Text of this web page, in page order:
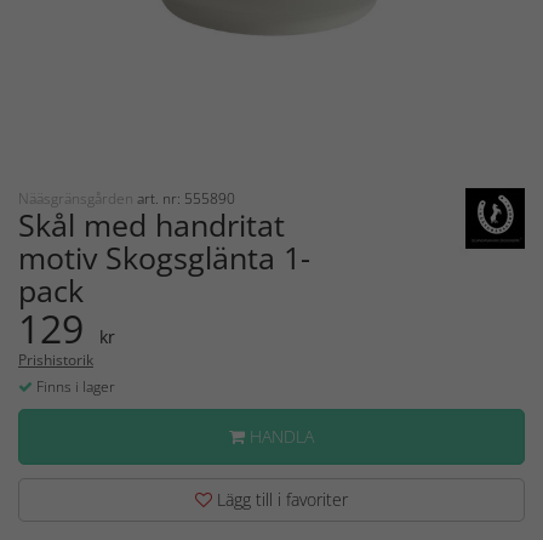
Nääsgränsgården art. nr: 555890
Skål med handritat
motiv Skogsglänta 1-
pack
129 kr
Prishistorik
Finns i lager
HANDLA
Lägg till i favoriter